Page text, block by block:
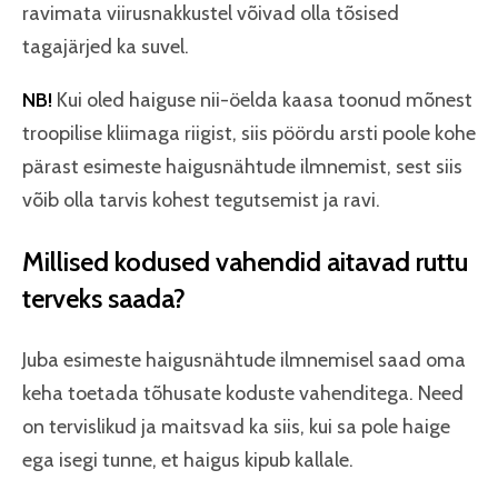
ravimata viirusnakkustel võivad olla tõsised
tagajärjed ka suvel.
NB! Kui oled haiguse nii-öelda kaasa toonud mõnest
troopilise kliimaga riigist, siis pöördu arsti poole kohe
pärast esimeste haigusnähtude ilmnemist, sest siis
võib olla tarvis kohest tegutsemist ja ravi.
Millised kodused vahendid aitavad ruttu
terveks saada?
Juba esimeste haigusnähtude ilmnemisel saad oma
keha toetada tõhusate koduste vahenditega. Need
on tervislikud ja maitsvad ka siis, kui sa pole haige
ega isegi tunne, et haigus kipub kallale.